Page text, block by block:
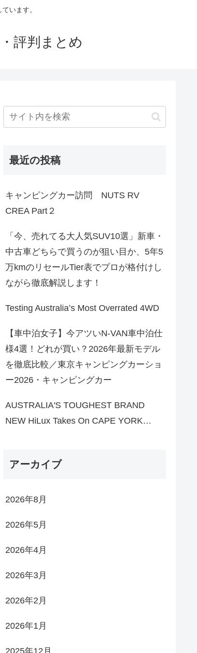
います。
評判まとめ
最近の投稿
キャンピングカー訪問 NUTS RV
CREA Part２
「今、売れてる大人気SUV10選」新車・
中古車どちらで買うのが狙い目か、5年5
万kmのリセールTier表でプロが格付けし
ながら徹底解説します！
Testing Australia’s Most Overrated 4WD
【車中泊女子】今アツいN-VAN車中泊仕
様4選！どれが買い？2026年最新モデル
を徹底比較／東京キャンピングカーショ
ー2026・キャンピングカー
AUSTRALIA'S TOUGHEST BRAND
NEW HiLux Takes On CAPE YORK…
アーカイブ
2026年8月
2026年5月
2026年4月
2026年3月
2026年2月
2026年1月
2025年12月